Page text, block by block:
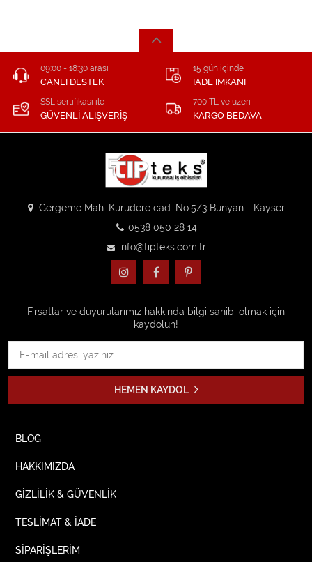
09:00 - 18:30 arası
CANLI DESTEK
15 gün içinde
İADE İMKANI
SSL sertifikası ile
GÜVENLİ ALIŞVERİŞ
700 TL ve üzeri
KARGO BEDAVA
Gergeme Mah. Kurudere cad. No:5/3 Bünyan - Kayseri
0538 050 28 14
info@tipteks.com.tr
Fırsatlar ve duyurularımız hakkında bilgi sahibi olmak için
kaydolun!
HEMEN KAYDOL
BLOG
HAKKIMIZDA
GİZLİLİK & GÜVENLİK
TESLİMAT & İADE
SİPARİŞLERİM